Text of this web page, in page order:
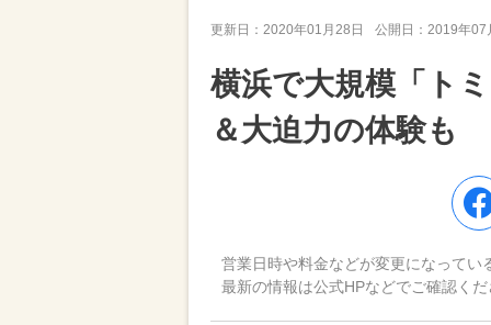
更新日： 2020年01月28日 公開日： 2019年07
横浜で大規模「ト
＆大迫力の体験も
営業日時や料金などが変更になってい
最新の情報は公式HPなどでご確認く